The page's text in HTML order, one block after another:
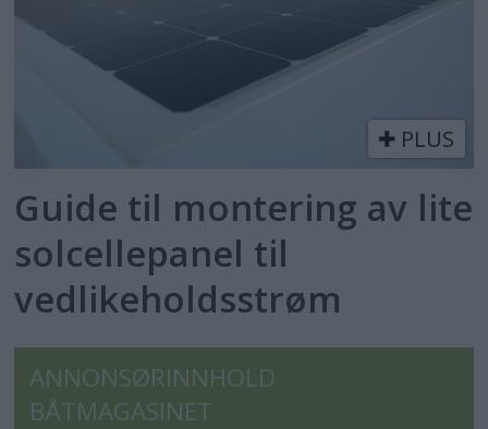
PLUS
Guide til montering av lite
solcellepanel til
vedlikeholdsstrøm
ANNONSØRINNHOLD
BÅTMAGASINET